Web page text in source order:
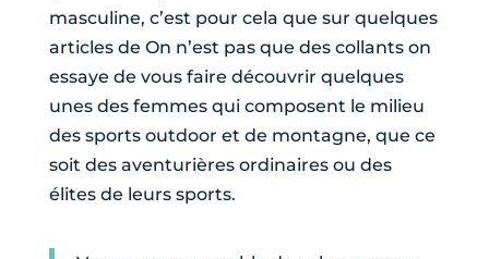
masculine, c’est pour cela que sur quelques
articles de On n’est pas que des collants on
essaye de vous faire découvrir quelques
unes des femmes qui composent le milieu
des sports outdoor et de montagne, que ce
soit des aventurières ordinaires ou des
élites de leurs sports.